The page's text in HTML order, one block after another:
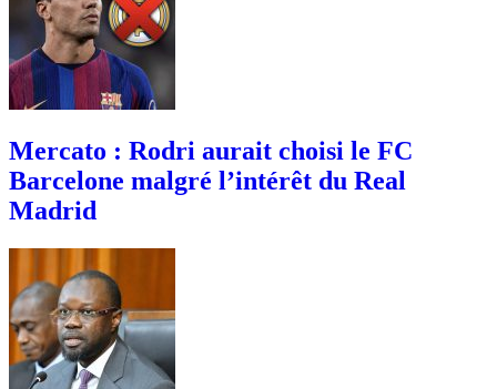
Mercato : Rodri aurait choisi le FC
Barcelone malgré l’intérêt du Real
Madrid